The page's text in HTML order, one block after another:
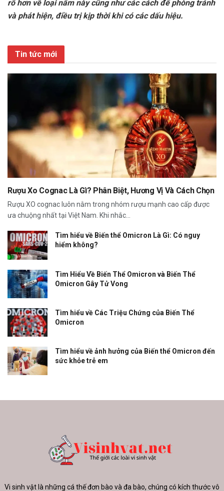
rõ hơn về loại nấm này cũng như các cách để phòng tránh
và phát hiện, điều trị kịp thời khi có các dấu hiệu.
Tin tức mới
Rượu Xo Cognac Là Gì? Phân Biệt, Hương Vị Và Cách Chọn
Rượu XO cognac luôn nằm trong nhóm rượu mạnh cao cấp được
ưa chuộng nhất tại Việt Nam. Khi nhắc...
Tìm hiểu về Biến thể Omicron Là Gì: Có nguy
hiểm không?
Tìm Hiểu Về Biến Thể Omicron và Biến Thể
Omicron Gây Tử Vong
Tìm hiểu về Các Triệu Chứng của Biến Thể
Omicron
Tìm hiểu về ảnh hưởng của Biến thể Omicron đến
sức khỏe trẻ em
Vi sinh vật là những cá thế đơn bào và đa bào, chúng có kích thước vô